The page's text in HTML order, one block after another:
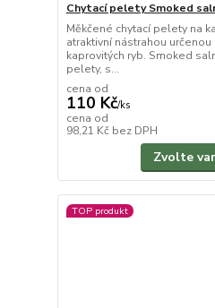
Chytací pelety Smoked
Měkčené chytací pelety na
atraktivní nástrahou
kaprovitých ryb. Smoked
pelety, s...
cena od
110 Kč/ks
cena od
98,21 Kč bez DPH
Zvolte
TOP produkt